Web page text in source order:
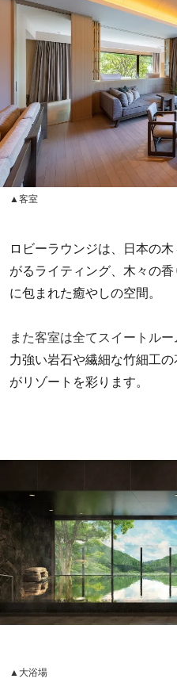
▲客室
ロビーラウンジは、日本の
がるライティング、木々の
に包まれた癒やしの空間。
また客室は全てスイートルー
力強い岩石や繊細な竹細工
がリゾートを彩ります。
▲大浴場